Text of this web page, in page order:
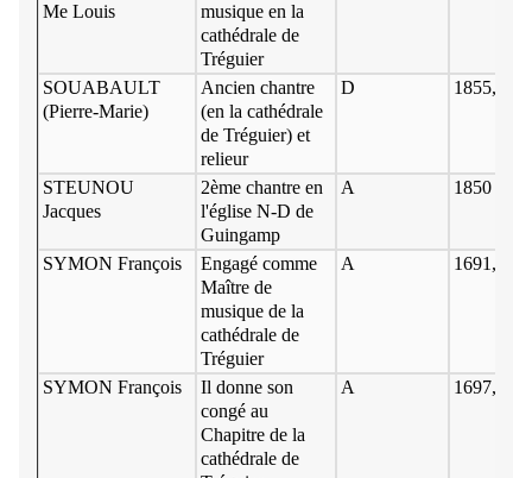
Me Louis
musique en la
cathédrale de
Tréguier
SOUABAULT
(Pierre-Marie)
Ancien chantre
(en la cathédrale
de Tréguier) et
relieur
D 1855, †
STEUNOU
Jacques
2ème chantre en
l'église N-D de
Guingamp
A 1850 vers-
SYMON François
Engagé comme
Maître de
musique de la
cathédrale de
Tréguier
A 1691, 25
SYMON François
Il donne son
congé au
Chapitre de la
cathédrale de
A 1697, 14